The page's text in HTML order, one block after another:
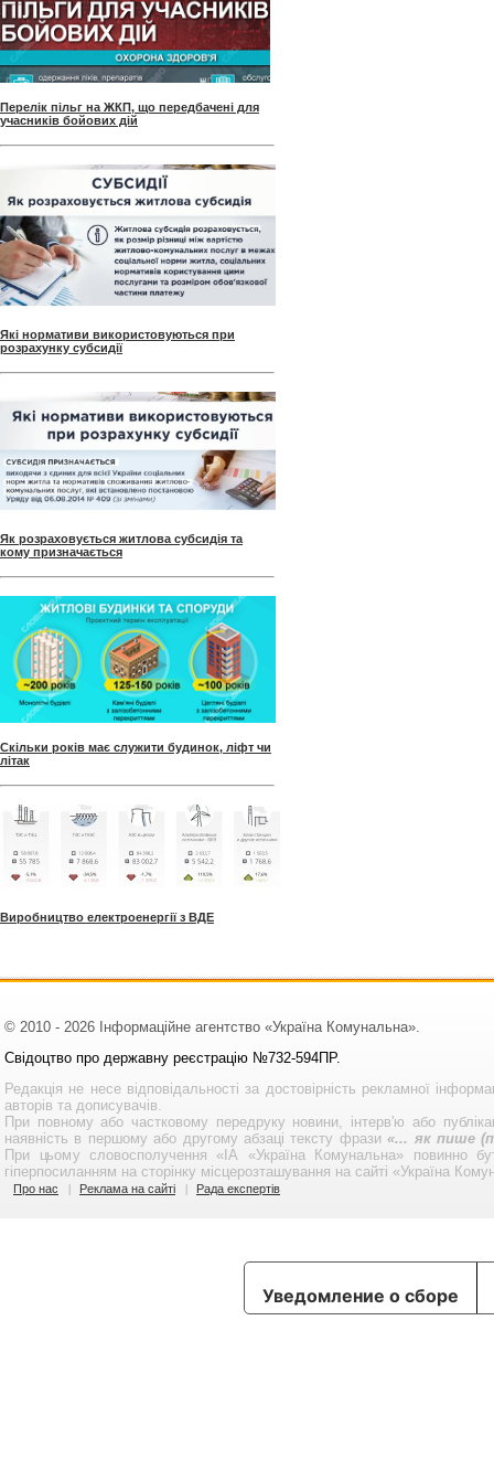
Перелік пільг на ЖКП, що передбачені для
учасників бойових дій
Які нормативи використовуються при
розрахунку субсидії
Як розраховується житлова субсидія та
кому призначається
Скільки років має служити будинок, ліфт чи
літак
Виробництво електроенергії з ВДЕ
© 2010 - 2026 Інформаційне агентство «Україна Комунальна».
Свідоцтво про державну реєстрацію №732-594ПР.
Редакція не несе відповідальності за достовірність рекламної
авторів та дописувачів.
При повному або частковому передруку новини, інтерв'ю або
наявність в першому або другому абзаці тексту фрази«... як пише
При цьому словосполучення «ІА «Україна Комунальна» повинно
гіперпосиланням на сторінку місцерозташування на сайті «Україна
Про нас Реклама на сайті Рада експертів
Уведомление о сборе